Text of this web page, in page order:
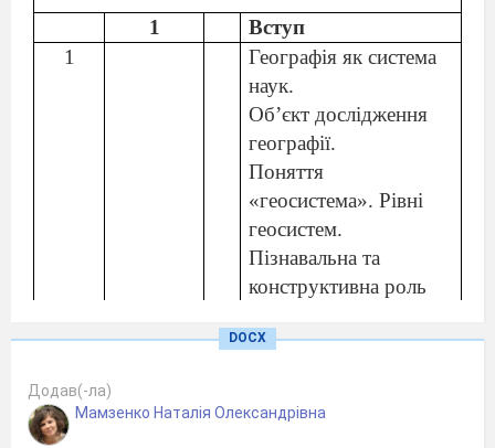
1
Вступ
1
Географія як система
наук.
Об’єкт дослідження
географії.
Поняття
«геосистема». Рівні
геосистем.
Пізнавальна та
конструктивна роль
5
Розділ І.Топографія
3
Тема 1. Топографія
2
DOCX
Додав(-ла)
Мамзенко Наталія Олександрівна